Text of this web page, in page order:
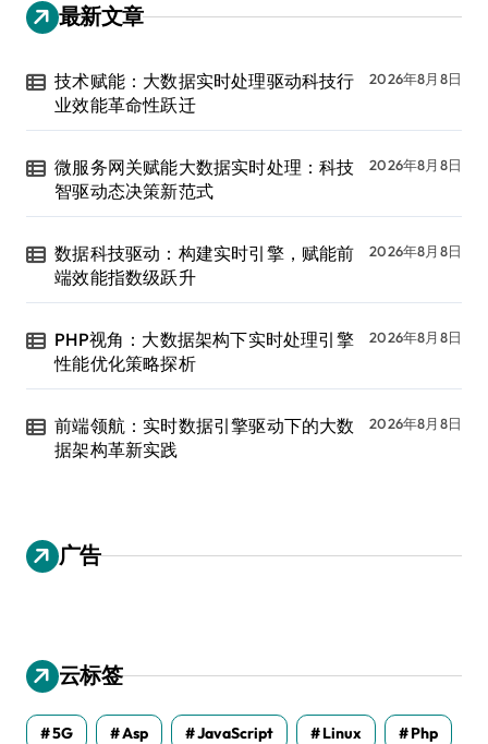
最新文章
技术赋能：大数据实时处理驱动科技行
业效能革命性跃迁
2026年8月8日
微服务网关赋能大数据实时处理：科技
智驱动态决策新范式
2026年8月8日
数据科技驱动：构建实时引擎，赋能前
端效能指数级跃升
2026年8月8日
PHP视角：大数据架构下实时处理引擎
性能优化策略探析
2026年8月8日
前端领航：实时数据引擎驱动下的大数
据架构革新实践
2026年8月8日
广告
云标签
5G Asp JavaScript Linux Php